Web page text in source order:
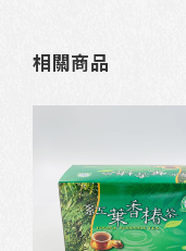
相關商品